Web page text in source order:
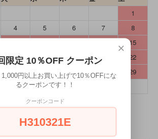
1
4 5 6 7
8
15
18 19 20 21
22
25 26 27 28
29
2026年9月
×
限定 10％OFF クーポン
円以上お買い上げで10％OFFにな
るクーポンです！！
クーポンコード
H310321E